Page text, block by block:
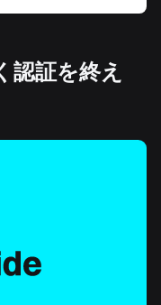
認証を終え